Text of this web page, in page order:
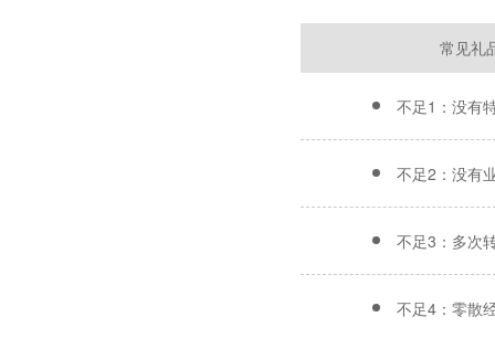
常见礼
不足1：没有
不足2：没有
不足3：多次
不足4：零散